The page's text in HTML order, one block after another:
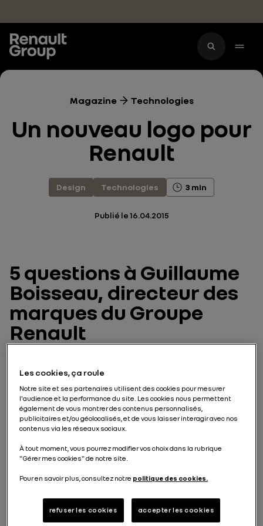
Magazine Technologies
Un nouveau logo pour
Renault
Design Technologies 3 min
Publié le16.04.2015
5 questions à Guillaume
Boisseau, directeur des
marques du Groupe
Renault
Qu’est-ce qu’un univers de
marque et ses enjeux ?
L’univers de marque, c’est la façon de communiquer
de Renault : les mots, les images, les sons et les
mouvements par exemple. On a remis à jour tous ces
cohérence avec le renouveau de notre gamme.Tous
nos supports de communication vont suivre : logo,
uniformes et quelques adaptations à l’intérieur de nos
Comment va s’exprimer ce
Les cookies, ça roule
Notre site et ses partenaires utilisent des cookies pour mesurer
l'audience et la performance du site. Les cookies nous permettent
également de vous montrer des contenus personnalisés,
publicitaires et/ou géolocalisés, et de vous laisser interagir avec nos
contenus via les réseaux sociaux.
À tout moment, vous pourrez modifier vos choix dans la rubrique
"Gérer mes cookies" de notre site.
Pour en savoir plus, consultez notre politique des cookies.
refuser les cookies accepter les cookies